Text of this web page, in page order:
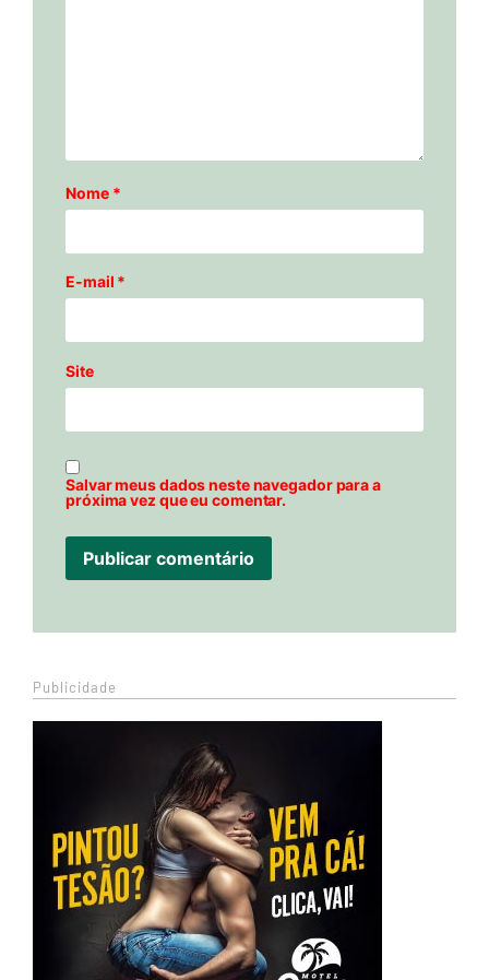
Nome *
E-mail *
Site
Salvar meus dados neste navegador para a
próxima vez que eu comentar.
Publicidade